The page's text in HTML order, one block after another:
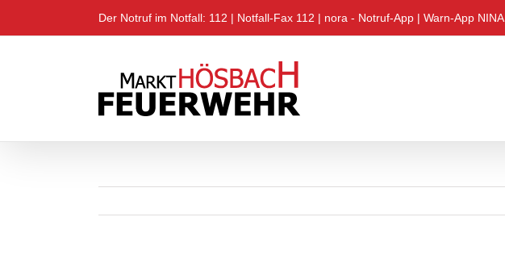
springen
Der Notruf im Notfall: 112 | Notfall-Fax 112 | nora - Notruf-App | Warn-App NINA